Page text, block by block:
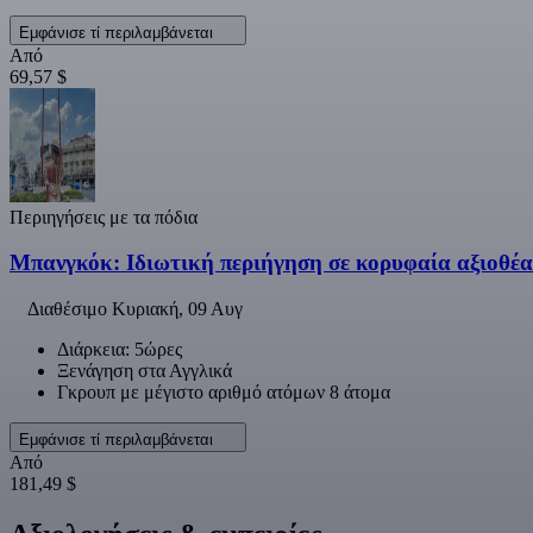
Εμφάνισε τί περιλαμβάνεται
Από
69,57 $
Περιηγήσεις με τα πόδια
Μπανγκόκ: Ιδιωτική περιήγηση σε κορυφαία
Διαθέσιμο Κυριακή, 09 Αυγ
Διάρκεια: 5ώρες
Ξενάγηση στα Αγγλικά
Γκρουπ με μέγιστο αριθμό ατόμων 8 άτομα
Εμφάνισε τί περιλαμβάνεται
Από
181,49 $